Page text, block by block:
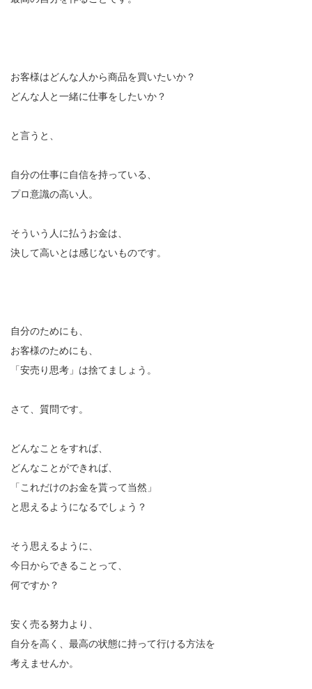
お客様はどんな人から商品を買いたいか？
どんな人と一緒に仕事をしたいか？
と言うと、
自分の仕事に自信を持っている、
プロ意識の高い人。
そういう人に払うお金は、
決して高いとは感じないものです。
自分のためにも、
お客様のためにも、
「安売り思考」は捨てましょう。
さて、質問です。
どんなことをすれば、
どんなことができれば、
「これだけのお金を貰って当然」
と思えるようになるでしょう？
そう思えるように、
今日からできることって、
何ですか？
安く売る努力より、
自分を高く、最高の状態に持って行ける方法を
考えませんか。